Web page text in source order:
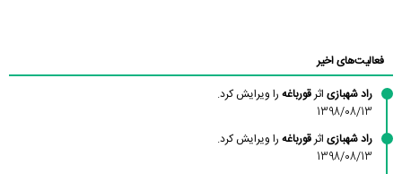
فعالیت‌های اخیر
راد شهبازی اثرقورباغه را ویرایش کرد.
1398/08/13
راد شهبازی اثرقورباغه را ویرایش کرد.
1398/08/13